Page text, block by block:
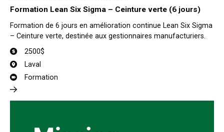
Formation Lean Six Sigma – Ceinture verte (6 jours)
Formation de 6 jours en amélioration continue Lean Six Sigma
– Ceinture verte, destinée aux gestionnaires manufacturiers.
2500$
Laval
Formation